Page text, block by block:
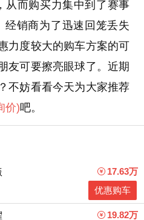
从而购买力集中到了赛事
经销商为了迅速回笼丢失
力度较大的购车方案的可
友可要擦亮眼球了。近期
不妨看看今天为大家推荐
价)吧。
17.63万
优惠购车
19.82万